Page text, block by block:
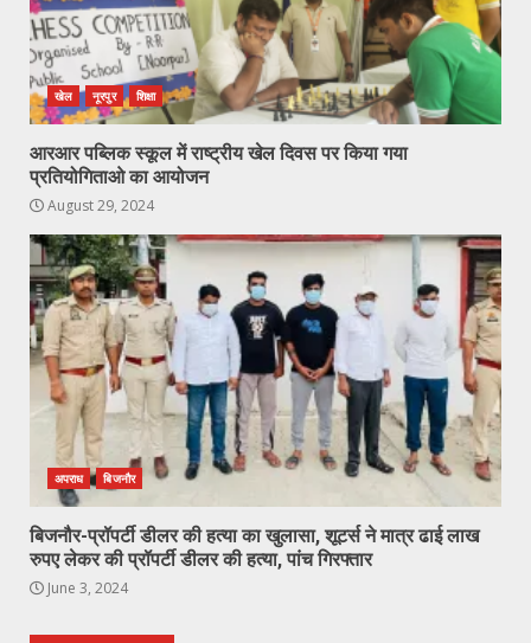
खेल नूरपुर शिक्षा
आरआर पब्लिक स्कूल में राष्ट्रीय खेल दिवस पर किया गया
प्रतियोगिताओ का आयोजन
August 29, 2024
अपराध बिजनौर
बिजनौर-प्रॉपर्टी डीलर की हत्या का खुलासा, शूटर्स ने मात्र ढाई लाख
रुपए लेकर की प्रॉपर्टी डीलर की हत्या, पांच गिरफ्तार
June 3, 2024